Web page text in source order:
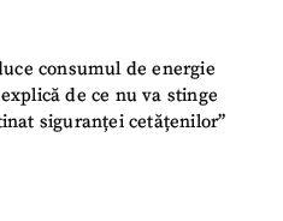
consumul de energie
de ce nu va stinge
siguranței cetățenilor”